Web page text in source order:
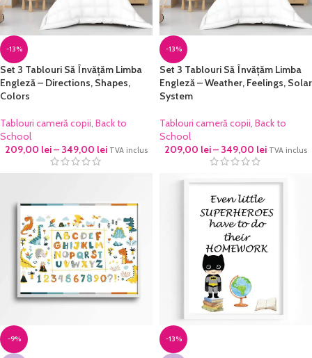
-13%
Set 3 Tablouri Să Învățăm Limba
Engleză – Directions, Shapes,
Colors
Tablouri cameră copii, Back to
School
209,00 lei– 349,00 lei TVA inclus
-13%
Set 3 Tablouri Să Învățăm Limba
Engleză – Weather, Feelings, Solar
System
Tablouri cameră copii, Back to
School
209,00 lei– 349,00 lei TVA inclus
-9% -13%